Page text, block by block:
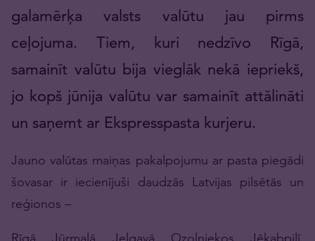
galamērķa valsts valūtu jau pirms
ceļojuma. Tiem, kuri nedzīvo Rīgā,
samainīt valūtu bija vieglāk nekā iepriekš,
jo kopš jūnija valūtu var samainīt attālināti
un saņemt ar Ekspresspasta kurjeru.
Jauno valūtas maiņas pakalpojumu ar pasta piegādi
šovasar ir iecienījuši daudzās Latvijas pilsētās un
reģionos –